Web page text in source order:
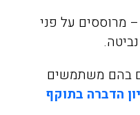
– מרוססים על פני
בהם משתמשים
הדברה בתוקף